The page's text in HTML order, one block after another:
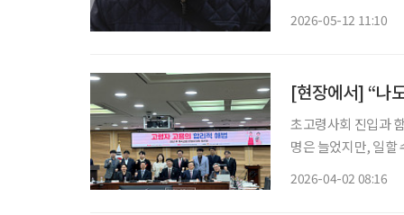
2026-05-12 11:10
[현장에서] “나
초고령사회 진입과
명은 늘었지만, 일할
2026-04-02 08:16